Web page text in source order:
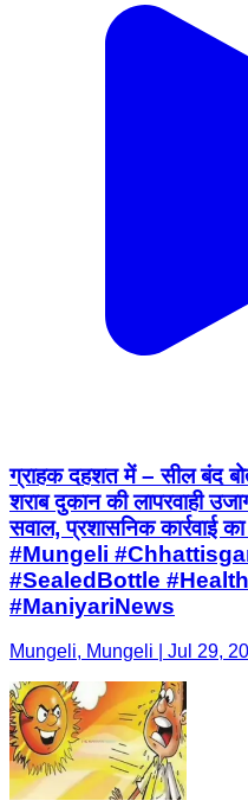
ग्राहक दहशत में – सील बंद
शराब दुकान की लापरवाही
सवाल, प्रशासनिक
#Mungeli
#SealedBottle
#ManiyariNews
Mungeli, Mungeli | Jul 29,